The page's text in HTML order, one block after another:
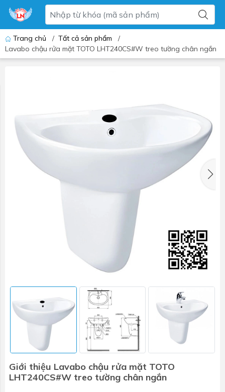
Trang chủ / Tất cả sản phẩm
/
Lavabo chậu rửa mặt TOTO LHT240CS#W treo tường chân ngắn
Giới thiệu Lavabo chậu rửa mặt TOTO
LHT240CS#W treo tường chân ngắn